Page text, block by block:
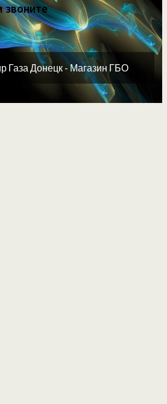
звоните
Газа Донецк - Магазин ГБО